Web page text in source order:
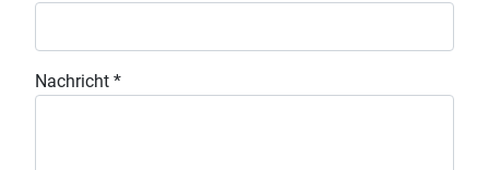
Nachricht *